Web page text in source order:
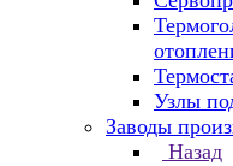
Узлы
Заводы
Назад